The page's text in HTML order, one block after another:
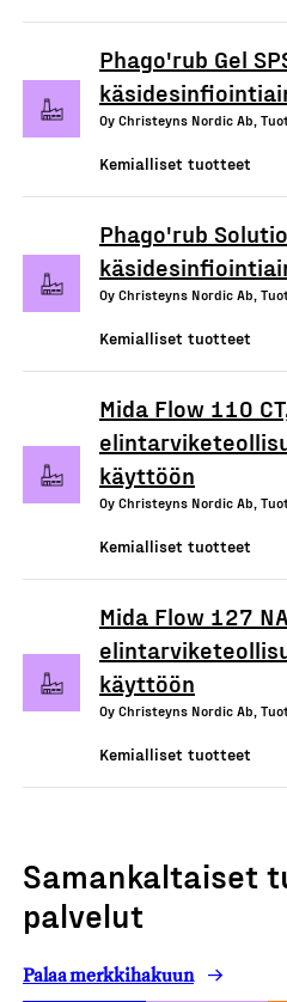
Phago'rub Gel
Oy Christeyns Nordic Ab,
Kemialliset tuotteet
Phago'rub
Oy Christeyns Nordic Ab,
Kemialliset tuotteet
Mida Flow 110
käyttöön
Oy Christeyns Nordic Ab,
Kemialliset tuotteet
Mida Flow 127
käyttöön
Oy Christeyns Nordic Ab,
Kemialliset tuotteet
Samankaltaiset
palvelut
Palaa merkkihakuun